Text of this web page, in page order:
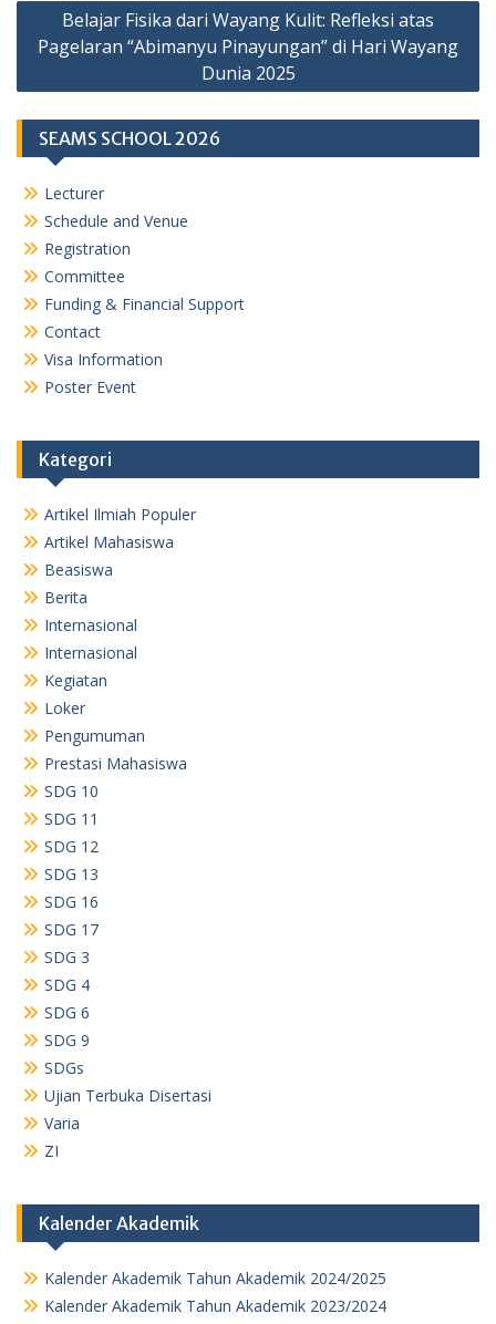
Belajar Fisika dari Wayang Kulit: Refleksi atas
Pagelaran “Abimanyu Pinayungan” di Hari Wayang
Dunia 2025
SEAMS SCHOOL 2026
Lecturer
Schedule and Venue
Registration
Committee
Funding & Financial Support
Contact
Visa Information
Poster Event
Kategori
Artikel Ilmiah Populer
Artikel Mahasiswa
Beasiswa
Berita
Internasional
Internasional
Kegiatan
Loker
Pengumuman
Prestasi Mahasiswa
SDG 10
SDG 11
SDG 12
SDG 13
SDG 16
SDG 17
SDG 3
SDG 4
SDG 6
SDG 9
SDGs
Ujian Terbuka Disertasi
Varia
ZI
Kalender Akademik
Kalender Akademik Tahun Akademik 2024/2025
Kalender Akademik Tahun Akademik 2023/2024